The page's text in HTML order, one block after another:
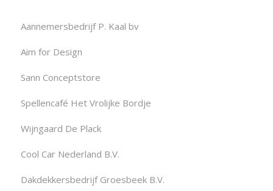
Aannemersbedrijf P. Kaal bv
Aim for Design
Sann Conceptstore
Spellencafé Het Vrolijke Bordje
Wijngaard De Plack
Cool Car Nederland B.V.
Dakdekkersbedrijf Groesbeek B.V.